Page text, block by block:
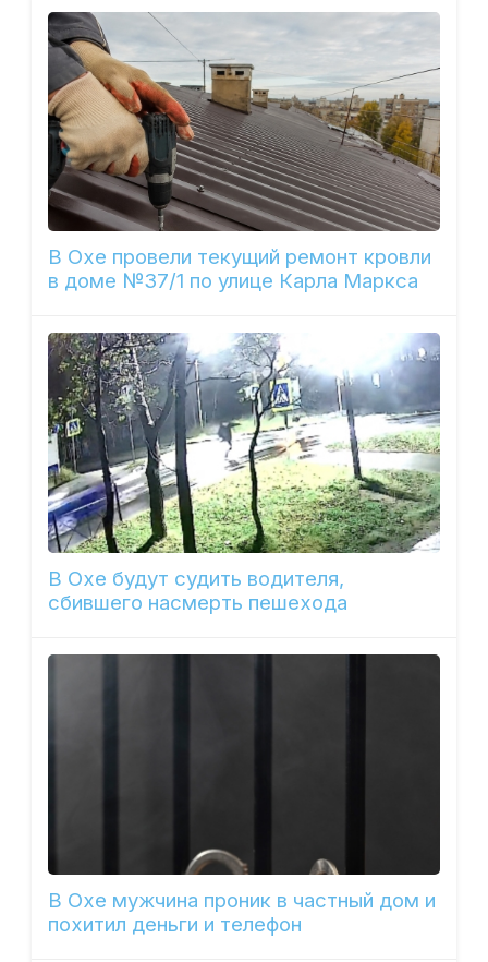
В Охе провели текущий ремонт кровли
в доме №37/1 по улице Карла Маркса
В Охе будут судить водителя,
сбившего насмерть пешехода
В Охе мужчина проник в частный дом и
похитил деньги и телефон